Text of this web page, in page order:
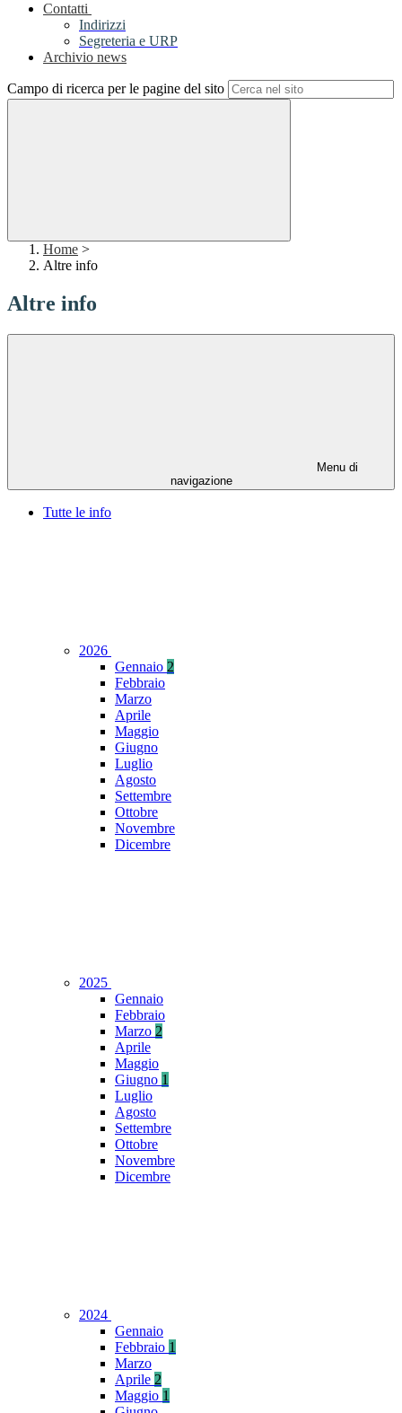
Contatti
Indirizzi
Segreteria e URP
Archivio news
Campo di ricerca per le pagine del sito
Home >
Altre info
Altre info
Menu di
navigazione
Tutte le info
2026
Gennaio 2
Febbraio
Marzo
Aprile
Maggio
Giugno
Luglio
Agosto
Settembre
Ottobre
Novembre
Dicembre
2025
Gennaio
Febbraio
Marzo 2
Aprile
Maggio
Giugno 1
Luglio
Agosto
Settembre
Ottobre
Novembre
Dicembre
2024
Gennaio
Febbraio 1
Marzo
Aprile 2
Maggio 1